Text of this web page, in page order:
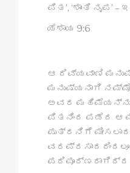
ಪಿತ’, ‘ಶಾಂತಿ ನೃಪ’
ಯೆಶಾಯ 9:6
ಆ ದಿವ್ಯವಾಣಿ
ಮನುಷ್ಯನಾಗಿ
ಅವರ ಮಹಿಮೆಯನ್ನು
ಪಿತನಿಂದ ಪಡೆದ ಆ
ಪುತ್ರನಿಗೆ ಮೀಸಲಾದ